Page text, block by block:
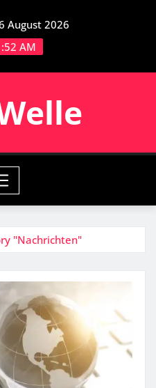
August 2026
AM
"Nachrichten"